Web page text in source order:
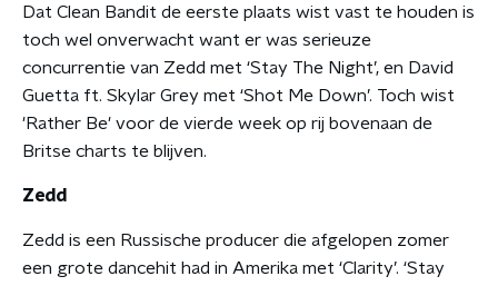
Dat Clean Bandit de eerste plaats wist vast te houden is
toch wel onverwacht want er was serieuze
concurrentie van Zedd met ‘Stay The Night’, en David
Guetta ft. Skylar Grey met ‘Shot Me Down’. Toch wist
'Rather Be' voor de vierde week op rij bovenaan de
Britse charts te blijven.
Zedd
Zedd is een Russische producer die afgelopen zomer
een grote dancehit had in Amerika met ‘Clarity’. ‘Stay